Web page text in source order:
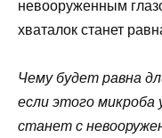
невооруженным
хваталок станет
Чему будет равна
если этого микроба
станет с